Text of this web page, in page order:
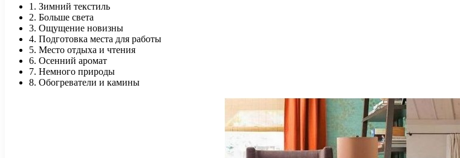
1. Зимний текстиль
2. Больше света
3. Ощущение новизны
4. Подготовка места для работы
5. Место отдыха и чтения
6. Осенний аромат
7. Немного природы
8. Обогреватели и камины